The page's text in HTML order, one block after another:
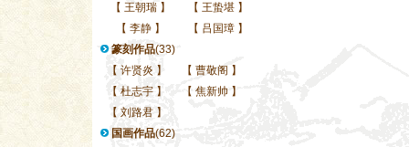
【 王朝瑞】 【 王蛰堪 】
【 李静】 【 吕国璋 】
篆刻作品(33)
【 许贤炎 】 【 曹敬阁 】
【 杜志宇 】 【 焦新帅 】
【 刘路君 】
国画作品(62)